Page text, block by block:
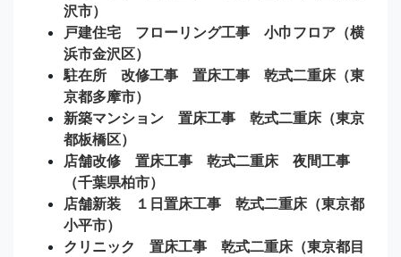
沢市）
戸建住宅 フローリング工事 小巾フロア（横
浜市金沢区）
駐在所 改修工事 置床工事 乾式二重床（東
京都多摩市）
新築マンション 置床工事 乾式二重床（東京
都板橋区）
店舗改修 置床工事 乾式二重床 夜間工事
（千葉県柏市）
店舗新装 １日置床工事 乾式二重床（東京都
小平市）
クリニック 置床工事 乾式二重床（東京都目